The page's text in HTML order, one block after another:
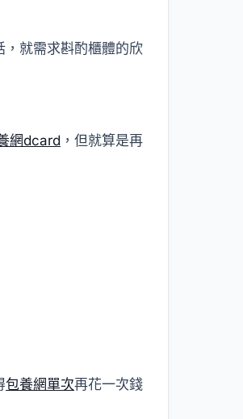
，就需求斟酌櫃體的欣
網dcard ，但就算是再
包養網單次再花一次錢